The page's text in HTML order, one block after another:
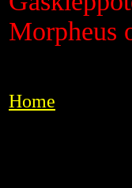
Morpheus
Home